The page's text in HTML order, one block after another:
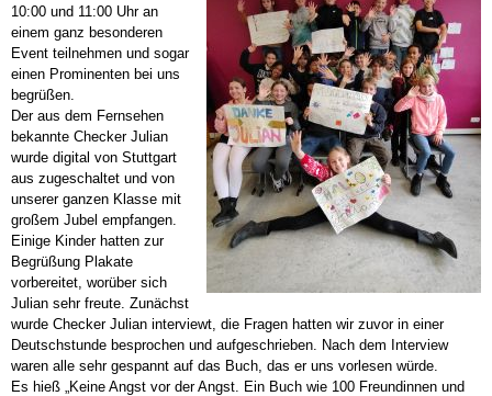
10:00 und 11:00 Uhr an
einem ganz besonderen
Event teilnehmen und sogar
einen Prominenten bei uns
begrüßen.
Der aus dem Fernsehen
bekannte Checker Julian
wurde digital von Stuttgart
aus zugeschaltet und von
unserer ganzen Klasse mit
großem Jubel empfangen.
Einige Kinder hatten zur
Begrüßung Plakate
vorbereitet, worüber sich
Julian sehr freute. Zunächst
wurde Checker Julian interviewt, die Fragen hatten wir zuvor in einer
Deutschstunde besprochen und aufgeschrieben. Nach dem Interview
waren alle sehr gespannt auf das Buch, das er uns vorlesen würde.
Es hieß „Keine Angst vor der Angst. Ein Buch wie 100 Freundinnen und